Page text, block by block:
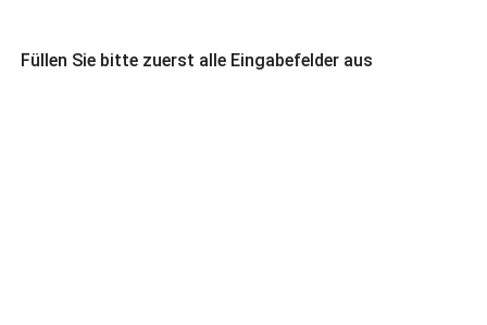
Füllen Sie bitte zuerst alle Eingabefelder aus